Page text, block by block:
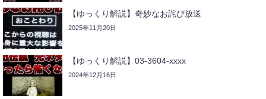
【ゆっくり解説】奇妙なお詫び放送
2025年11月20日
【ゆっくり解説】03-3604-xxxx
2024年12月16日